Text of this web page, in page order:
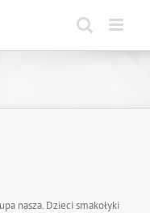
nasza. Dzieci smakołyki